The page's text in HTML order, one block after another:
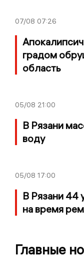
07/08 07:26
градом
область
05/08 21:00
В Рязани
воду
05/08 17:00
В Рязани 44
на время
Главные